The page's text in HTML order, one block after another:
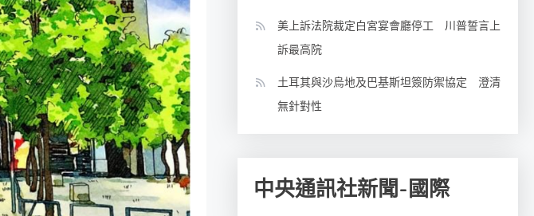
美上訴法院裁定白宮宴會廳停工 川普誓言上
訴最高院
土耳其與沙烏地及巴基斯坦簽防禦協定 澄清
無針對性
中央通訊社新聞-國際